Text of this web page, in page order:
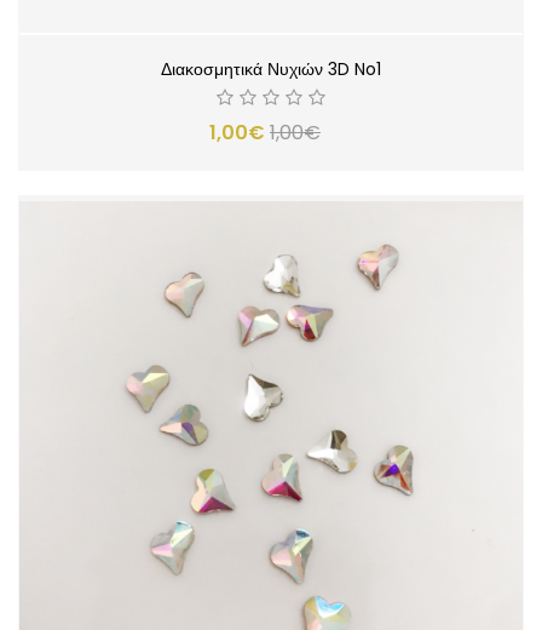
Διακοσμητικά Νυχιών 3D No1
1,00€ 1,00€